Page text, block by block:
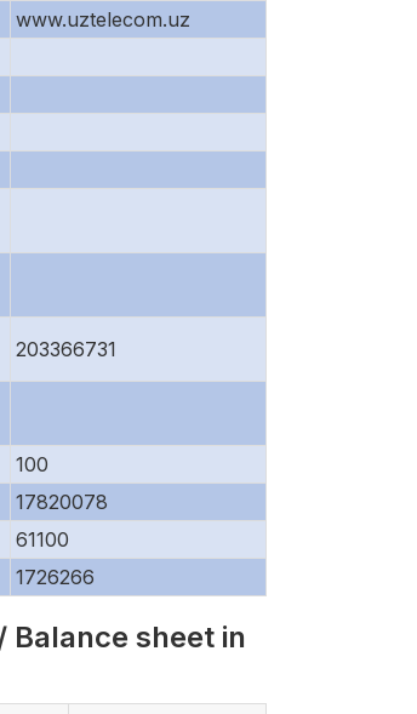
www.uztelecom.uz
203366731
100
17820078
61100
1726266
Balance sheet in